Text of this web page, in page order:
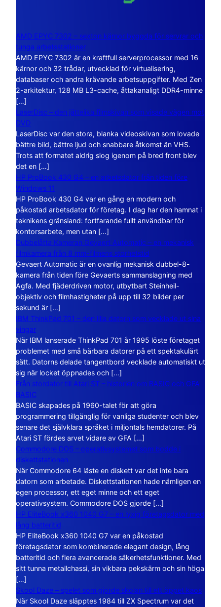
AMD EPYC 7302 – sexton kärnor byggda för servrar och
tunga arbetsstationer
AMD EPYC 7302 är en kraftfull serverprocessor med 16
kärnor och 32 trådar, utvecklad för virtualisering,
databaser och andra krävande arbetsuppgifter. Med Zen
2-arkitektur, 128 MB L3-cache, åttakanaligt DDR4-minne
[…]
LaserDisc – den jättelika filmskivan som visade vägen mot
DVD
LaserDisc var den stora, blanka videoskivan som lovade
bättre bild, bättre ljud och snabbare åtkomst än VHS.
Trots att formatet aldrig slog igenom på bred front blev
det en […]
HP ProBook 430 G4 – en arbetsdator från tiden före
Windows 11
HP ProBook 430 G4 var en gång en modern och
påkostad arbetsdator för företag. I dag har den hamnat i
teknikens gränsland: fortfarande fullt användbar för
kontorsarbete, men utan […]
Dubbelåtta Kameran Gevaert Automatic – en mekanisk
filmkamera från 8 mm-filmens storhetstid
Gevaert Automatic är en ovanlig mekanisk dubbel-8-
kamera från tiden före Gevaerts sammanslagning med
Agfa. Med fjäderdriven motor, utbytbart Steinheil-
objektiv och filmhastigheter på upp till 32 bilder per
sekund är […]
IBM ThinkPad 701 – den lilla datorn som vecklade ut sina
vingar
När IBM lanserade ThinkPad 701 år 1995 löste företaget
problemet med små bärbara datorer på ett spektakulärt
sätt. Datorns delade tangentbord vecklade automatiskt ut
sig när locket öppnades och […]
Från stordator till Atari ST – historien om BASIC och GFA
BASIC
BASIC skapades på 1960-talet för att göra
programmering tillgänglig för vanliga studenter och blev
senare det självklara språket i miljontals hemdatorer. På
Atari ST fördes arvet vidare av GFA […]
Commodore DOS – operativsystemet som bodde i
diskettstationen
När Commodore 64 läste en diskett var det inte bara
datorn som arbetade. Diskettstationen hade nämligen en
egen processor, ett eget minne och ett eget
operativsystem. Commodore DOS gjorde […]
HP EliteBook x360 1040 G7 – en lyxig företagsdator med
lång batteritid
HP EliteBook x360 1040 G7 var en påkostad
företagsdator som kombinerade elegant design, lång
batteritid och flera avancerade säkerhetsfunktioner. Med
sitt tunna metallchassi, sin vikbara pekskärm och sin höga
[…]
Skool Daze – spelet som gjorde skolan till ett öppet kaos
När Skool Daze släpptes 1984 till ZX Spectrum var det